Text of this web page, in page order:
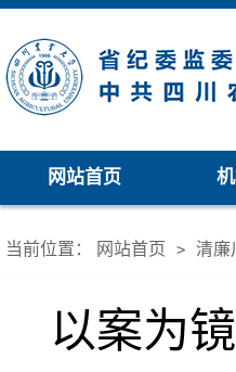
网站首页
当前位置： 网站首页 > 清廉
以案为